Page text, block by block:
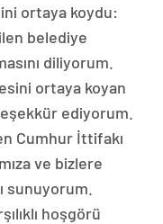
ortaya koydu:
belediye
diliyorum.
ortaya koyan
ediyorum.
Cumhur İttifakı
ve bizlere
sunuyorum.
hoşgörü